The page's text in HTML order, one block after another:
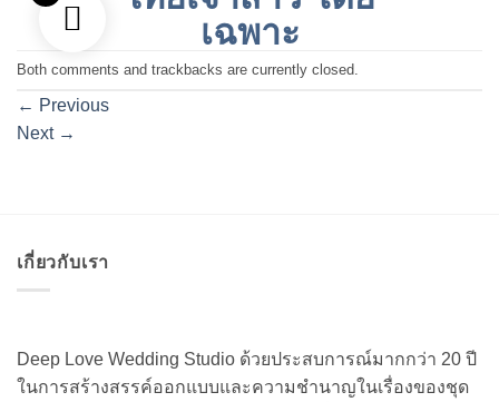
Both comments and trackbacks are currently closed.
← Previous
Next →
เกี่ยวกับเรา
Deep Love Wedding Studio ด้วยประสบการณ์มากกว่า 20 ปี
ในการสร้างสรรค์ออกแบบและความชำนาญในเรื่องของชุด